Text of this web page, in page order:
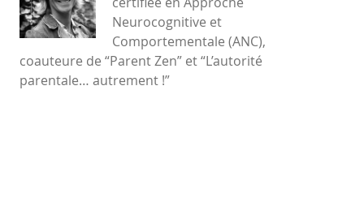
Neurocognitive et
Comportementale (ANC),
coauteure de “Parent Zen” et “L’autorité
parentale… autrement !”